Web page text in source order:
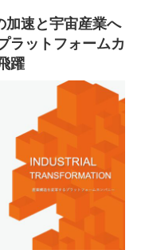
加速と宇宙産業へ
ラットフォームカ
躍